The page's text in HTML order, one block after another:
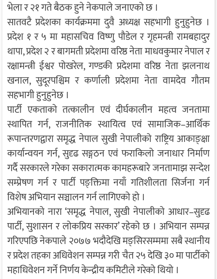
भेला र २१ गते बैठक हुने नेकपाले जनाएको छ ।
सातवटै प्रदेशका कार्यक्रममा दुवै अध्यक्ष सहभागी हुनुहुनेछ ।
प्रदेश १ र ५ मा महासचिव विष्णु पौडेल र गृहमन्त्री रामबहादुर
थापा, प्रदेश २ र बागमती प्रदेशमा वरिष्ठ नेता माधवकुमार नेपाल र
रक्षामन्त्री ईश्वर पोखरेल, गण्डकी प्रदेशमा वरिष्ठ नेता झलनाथ
खनाल, सुदूरपश्चिम र कर्णाली प्रदेशमा नेता वामदेव गौतम
सहभागी हुनुहुनेछ ।
पार्टी एकताको तत्कालीन एवं दीर्घकालीन महत्व जनतामा
स्थापित गर्न, राजनीतिक स्थायित्व एवं सामाजिक–आर्थिक
रूपान्तरणद्वारा समृद्ध नेपाल सुखी नेपालीको राष्ट्रिय आकाङ्क्षा
कार्यान्वयन गर्न, सुदृढ सङ्गठन एवं फराकिलो जनाधार निर्माण
गर्दै सरकारले गरेका सकारात्मक कामहरूबारे जनतामाझ सन्देश
सम्प्रेषण गर्न र पार्टी पङ्क्तिमा नयाँ गतिशीलता सिर्जना गर्न
विशेष अभियान सञ्चालन गर्न लागिएको हो ।
अभियानको नारा ‘समृद्ध नेपाल, सुखी नेपालीको आधार–सुदृढ
पार्टी, सुशासन र लोकप्रिय सरकार’ रहेको छ । अभियान सम्पन्न
गरिएपछि नेकपाले २०७७ भदौदेखि मङ्सिरसम्ममा सबै स्थानीय
र प्रदेश तहका अधिवेशन सम्पन्न गरी चैत २५ देखि ३० मा पार्टीको
महाधिवेशन गर्ने निर्णय केन्द्रीय कमिटीले गरेको थियो ।